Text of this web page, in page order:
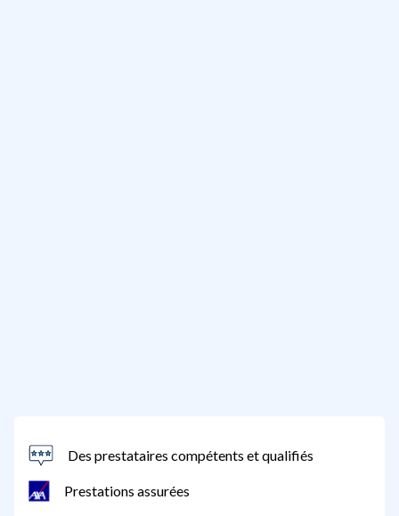
Des prestataires compétents et qualifiés
Prestations assurées